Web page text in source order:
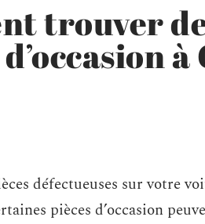
trouver
à
défectueuses sur votre
pièces d’occasion